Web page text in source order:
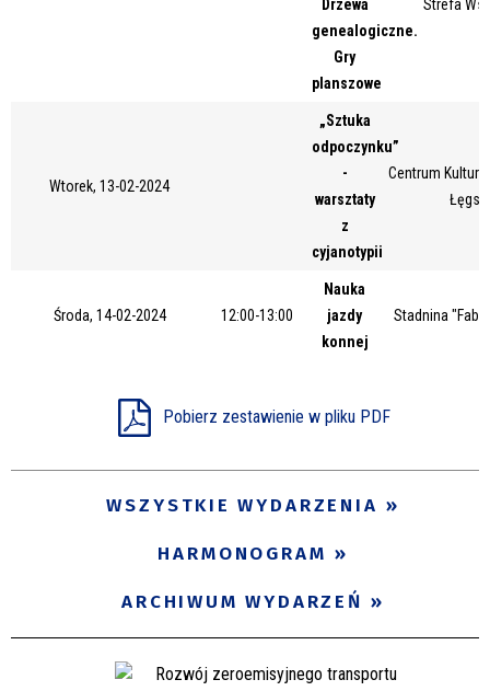
Drzewa
genealogiczne.
Gry
planszowe
Strefa
Wtorek, 13-02-2024
„Sztuka
odpoczynku”
-
warsztaty
z
cyjanotypii
Centrum Kultury
Środa, 14-02-2024 12:00-13:00
Nauka
jazdy
konnej
Stadnina
Pobierz zestawienie w pliku PDF
WSZYSTKIE WYDARZENIA
HARMONOGRAM
ARCHIWUM WYDARZEŃ